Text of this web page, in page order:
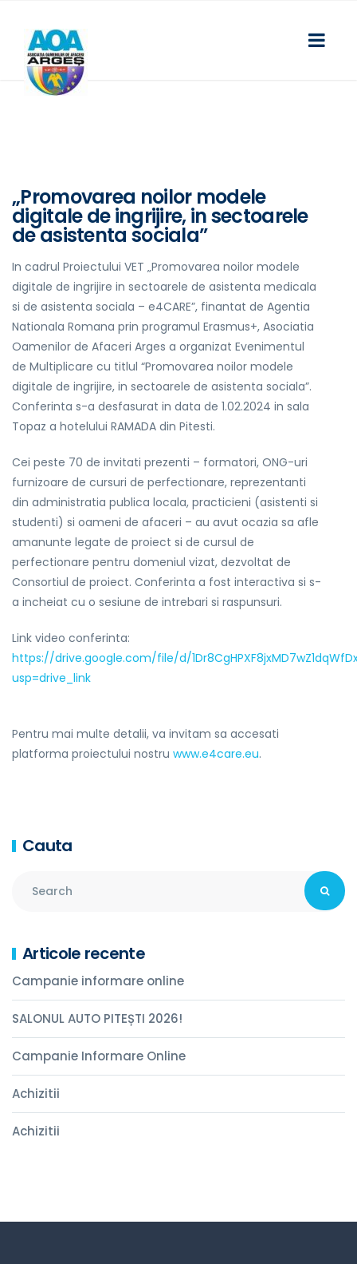
„Promovarea noilor modele
digitale de ingrijire, in sectoarele
de asistenta sociala”
In cadrul Proiectului VET „Promovarea noilor modele
digitale de ingrijire in sectoarele de asistenta medicala
si de asistenta sociala – e4CARE”, finantat de Agentia
Nationala Romana prin programul Erasmus+, Asociatia
Oamenilor de Afaceri Arges a organizat Evenimentul
de Multiplicare cu titlul “Promovarea noilor modele
digitale de ingrijire, in sectoarele de asistenta sociala”.
Conferinta s-a desfasurat in data de 1.02.2024 in sala
Topaz a hotelului RAMADA din Pitesti.
Cei peste 70 de invitati prezenti – formatori, ONG-uri
furnizoare de cursuri de perfectionare, reprezentanti
din administratia publica locala, practicieni (asistenti si
studenti) si oameni de afaceri – au avut ocazia sa afle
amanunte legate de proiect si de cursul de
perfectionare pentru domeniul vizat, dezvoltat de
Consortiul de proiect. Conferinta a fost interactiva si s-
a incheiat cu o sesiune de intrebari si raspunsuri.
Link video conferinta:
https://drive.google.com/file/d/
usp=drive_link
Pentru mai multe detalii, va invitam sa accesati
platforma proiectului nostru www.e4care.eu.
Cauta
Articole recente
Campanie informare online
SALONUL AUTO PITEȘTI 2026!
Campanie Informare Online
Achizitii
Achizitii